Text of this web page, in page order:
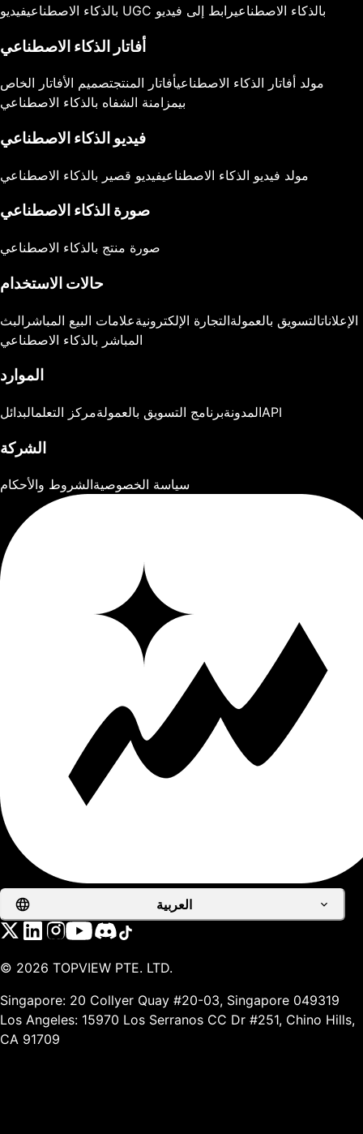
بالذكاء الاصطناعي
فيديو UGC بالذكاء الاصطناعيرابط إلى فيديو
أفاتار الذكاء الاصطناعي
مولد أفاتار الذكاء الاصطناعيأفاتار المنتجتصميم الأفاتار الخاص
بيمزامنة الشفاه بالذكاء الاصطناعي
فيديو الذكاء الاصطناعي
مولد فيديو الذكاء الاصطناعيفيديو قصير بالذكاء الاصطناعي
صورة الذكاء الاصطناعي
صورة منتج بالذكاء الاصطناعي
حالات الاستخدام
الإعلاناتالتسويق بالعمولةالتجارة الإلكترونيةعلامات البيع المباشر البث
المباشر بالذكاء الاصطناعي
الموارد
المدونةبرنامج التسويق بالعمولةمركز التعلمالبدائل API
الشركة
سياسة الخصوصيةالشروط والأحكام
العربية
© 2026 TOPVIEW PTE. LTD.
Singapore: 20 Collyer Quay #20-03, Singapore 049319
Los Angeles: 15970 Los Serranos CC Dr #251, Chino Hills,
CA 91709